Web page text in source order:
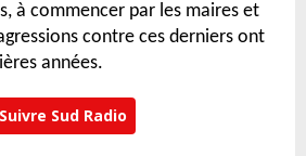
à commencer par les maires et
contre ces derniers ont
années.
Suivre Sud Radio